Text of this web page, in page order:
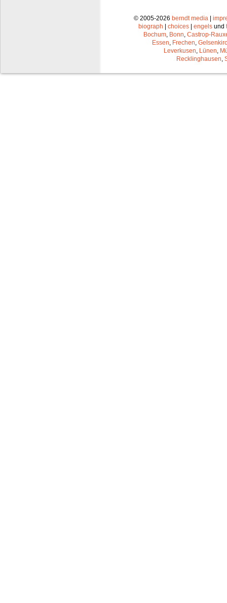
© 2005-2026 berndt media |
biograph | choices | engels und
Bochum Bonn Castrop-
Essen Frechen
Leverkusen Lünen
Recklinghausen